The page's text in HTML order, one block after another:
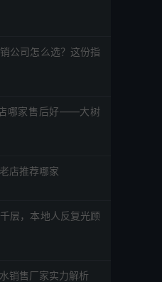
公司怎么选？这份指
哪家售后好——大树
店推荐哪家
层，本地人反复光顾
销售厂家实力解析